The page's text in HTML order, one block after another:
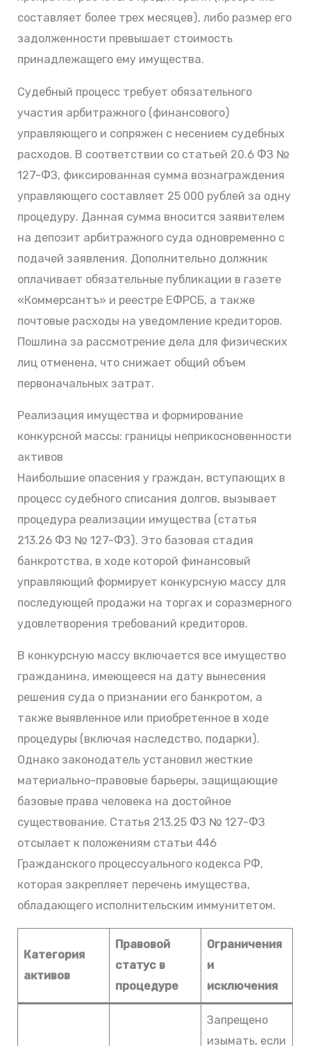
составляет более трех месяцев), либо размер его
задолженности превышает стоимость
принадлежащего ему имущества.
Судебный процесс требует обязательного
участия арбитражного (финансового)
управляющего и сопряжен с несением судебных
расходов. В соответствии со статьей 20.6 ФЗ №
127-ФЗ, фиксированная сумма вознаграждения
управляющего составляет 25 000 рублей за одну
процедуру. Данная сумма вносится заявителем
на депозит арбитражного суда одновременно с
подачей заявления. Дополнительно должник
оплачивает обязательные публикации в газете
«Коммерсантъ» и реестре ЕФРСБ, а также
почтовые расходы на уведомление кредиторов.
Пошлина за рассмотрение дела для физических
лиц отменена, что снижает общий объем
первоначальных затрат.
Реализация имущества и формирование
конкурсной массы: границы неприкосновенности
активов
Наибольшие опасения у граждан, вступающих в
процесс судебного списания долгов, вызывает
процедура реализации имущества (статья
213.26 ФЗ № 127-ФЗ). Это базовая стадия
банкротства, в ходе которой финансовый
управляющий формирует конкурсную массу для
последующей продажи на торгах и соразмерного
удовлетворения требований кредиторов.
В конкурсную массу включается все имущество
гражданина, имеющееся на дату вынесения
решения суда о признании его банкротом, а
также выявленное или приобретенное в ходе
процедуры (включая наследство, подарки).
Однако законодатель установил жесткие
материально-правовые барьеры, защищающие
базовые права человека на достойное
существование. Статья 213.25 ФЗ № 127-ФЗ
отсылает к положениям статьи 446
Гражданского процессуального кодекса РФ,
которая закрепляет перечень имущества,
обладающего исполнительским иммунитетом.
Категория
активов
Правовой
статус в
процедуре
Ограничения
и
исключения
Запрещено
изымать, если